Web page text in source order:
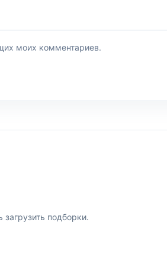
моих комментариев.
загрузить подборки.